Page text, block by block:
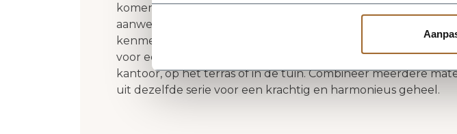
komen. Het buitenformaat is 94 x 94 x 80 cm, waardoor de
aanwezigheid heeft zonder zijn elegante vorm te verliezen.
kenmerken: plantgat Ø83 en inhoud 378 liter. De afwerking
voor een luxe look en maakt deze plantenbak geschikt voor
kantoor, op het terras of in de tuin. Combineer meerdere
uit dezelfde serie voor een krachtig en harmonieus geheel.